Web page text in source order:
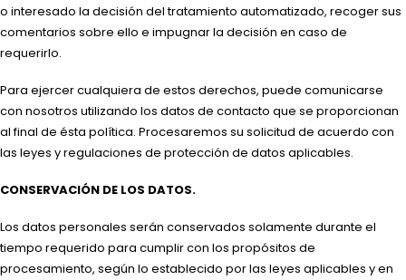
o interesado la decisión del tratamiento automatizado, recoger sus
comentarios sobre ello e impugnar la decisión en caso de
requerirlo.
Para ejercer cualquiera de estos derechos, puede comunicarse
con nosotros utilizando los datos de contacto que se proporcionan
al final de ésta política. Procesaremos su solicitud de acuerdo con
las leyes y regulaciones de protección de datos aplicables.
CONSERVACIÓN DE LOS DATOS.
Los datos personales serán conservados solamente durante el
tiempo requerido para cumplir con los propósitos de
procesamiento, según lo establecido por las leyes aplicables y en